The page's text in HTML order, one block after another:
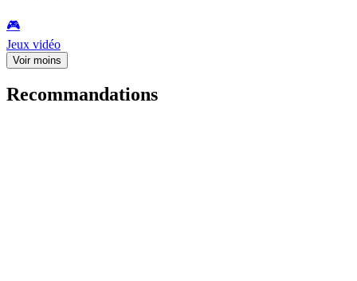
🎮️
Jeux vidéo
Voir moins
Recommandations